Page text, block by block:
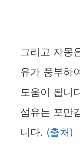
그리고 자몽
유가 풍부하
도움이 됩니
섬유는 포만
니다. (출처)